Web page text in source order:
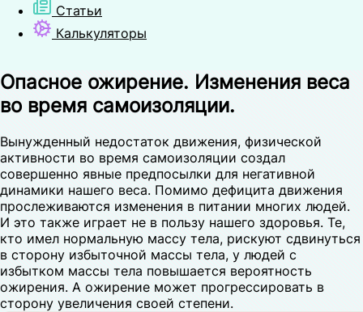
Статьи
Калькуляторы
Опасное ожирение. Изменения веса
во время самоизоляции.
Вынужденный недостаток движения, физической
активности во время самоизоляции создал
совершенно явные предпосылки для негативной
динамики нашего веса. Помимо дефицита движения
прослеживаются изменения в питании многих людей.
И это также играет не в пользу нашего здоровья. Те,
кто имел нормальную массу тела, рискуют сдвинуться
в сторону избыточной массы тела, у людей с
избытком массы тела повышается вероятность
ожирения. А ожирение может прогрессировать в
сторону увеличения своей степени.